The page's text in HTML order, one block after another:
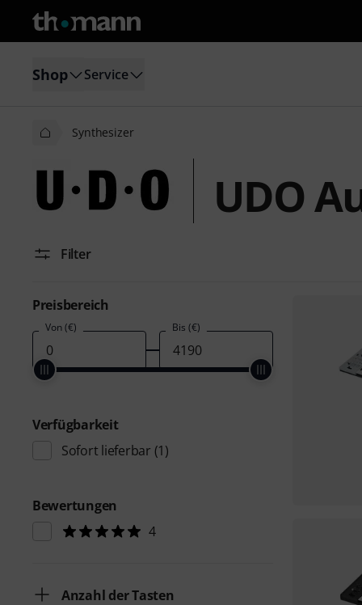
Shop Service
Synthesizer
UDO
Filter
Preisbereich
Von (€) Bis (€)
Verfügbarkeit
Sofort lieferbar (1)
Bewertungen
4
Anzahl der Tasten